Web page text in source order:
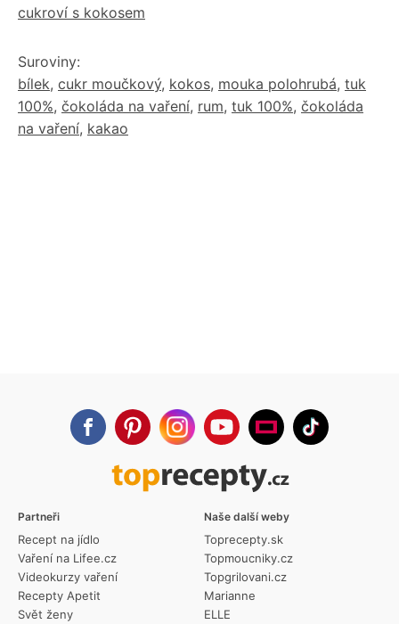
cukroví s kokosem
Suroviny:
bílek, cukr moučkový, kokos, mouka polohrubá, tuk
100%, čokoláda na vaření, rum, tuk 100%, čokoláda
na vaření, kakao
Partneři
Recept na jídlo
Vaření na Lifee.cz
Videokurzy vaření
Recepty Apetit
Svět ženy
Naše další weby
Toprecepty.sk
Topmoucniky.cz
Topgrilovani.cz
Marianne
ELLE